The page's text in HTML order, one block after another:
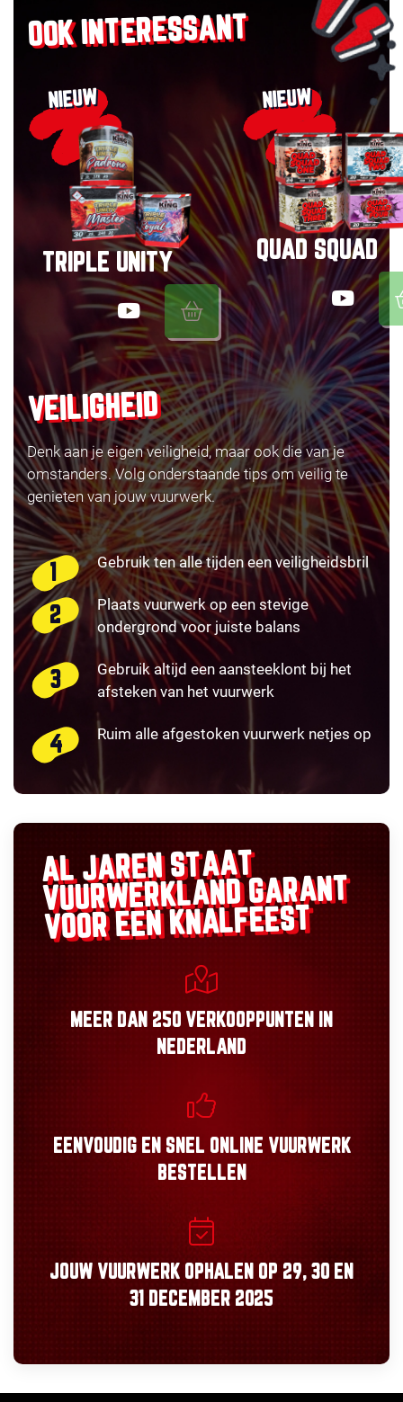
OOK INTERESSANT
NIEUW
TRIPLE UNITY
NIEUW
QUAD SQUAD
VEILIGHEID
Denk aan je eigen veiligheid, maar ook die van je
omstanders. Volg onderstaande tips om veilig te
genieten van jouw vuurwerk.
Gebruik ten alle tijden een veiligheidsbril
Plaats vuurwerk op een stevige
ondergrond voor juiste balans
Gebruik altijd een aansteeklont bij het
afsteken van het vuurwerk
Ruim alle afgestoken vuurwerk netjes op
AL JAREN STAAT
VUURWERKLANDGARANT
VOOR EEN KNALFEEST
MEER DAN 250 VERKOOPPUNTEN
IN
NEDERLAND
EENVOUDIGEN SNEL ONLINE VUURWERK
BESTELLEN
JOUW VUURWERK OPHALEN OP 29, 30 EN
31 DECEMBER 2025